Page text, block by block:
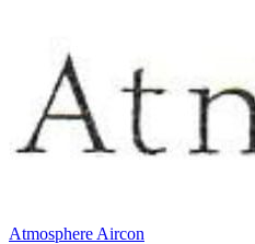
Atmosphere Aircon